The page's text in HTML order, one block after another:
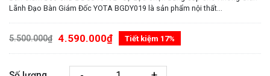
Lãnh Đạo Bàn Giám Đốc YOTA BGDY019 là sản phẩm nội thất...
5.500.000₫ 4.590.000₫ Tiết kiệm 17%